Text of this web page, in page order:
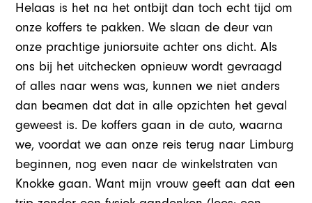
Helaas is het na het ontbijt dan toch echt tijd om
onze koffers te pakken. We slaan de deur van
onze prachtige juniorsuite achter ons dicht. Als
ons bij het uitchecken opnieuw wordt gevraagd
of alles naar wens was, kunnen we niet anders
dan beamen dat dat in alle opzichten het geval
geweest is. De koffers gaan in de auto, waarna
we, voordat we aan onze reis terug naar Limburg
beginnen, nog even naar de winkelstraten van
Knokke gaan. Want mijn vrouw geeft aan dat een